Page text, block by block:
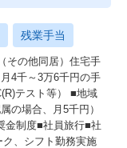
残業手当
その他同居）住宅手
4千～3万6千円の手
テスト等） ■地域
の場合、月5千円）
金制度■社員旅行■社
、シフト勤務実施